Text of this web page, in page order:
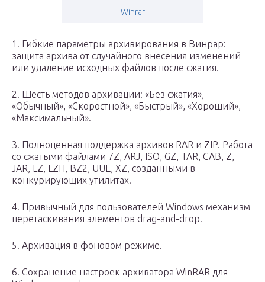
Winrar
1. Гибкие параметры архивирования в Винрар:
защита архива от случайного внесения изменений
или удаление исходных файлов после сжатия.
2. Шесть методов архивации: «Без сжатия»,
«Обычный», «Скоростной», «Быстрый», «Хороший»,
«Максимальный».
3. Полноценная поддержка архивов RAR и ZIP. Работа
со сжатыми файлами 7Z, ARJ, ISO, GZ, TAR, CAB, Z,
JAR, LZ, LZH, BZ2, UUE, XZ, созданными в
конкурирующих утилитах.
4. Привычный для пользователей Windows механизм
перетаскивания элементов drag-and-drop.
5. Архивация в фоновом режиме.
6. Сохранение настроек архиватора WinRAR для